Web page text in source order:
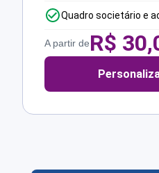
Quadro societário e
A partir deR$